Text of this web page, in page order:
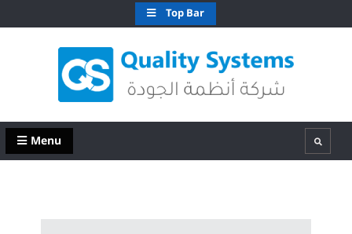
to
Top Bar
QS Kuwait شركة انظمة الجودة – الكويتQuality Systems W.L.L
Menu Search